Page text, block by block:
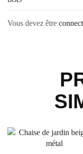
Vous devez être